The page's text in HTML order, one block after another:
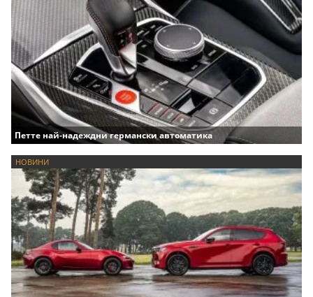
Петте най-надеждни германски автоматика
НОВИНИ